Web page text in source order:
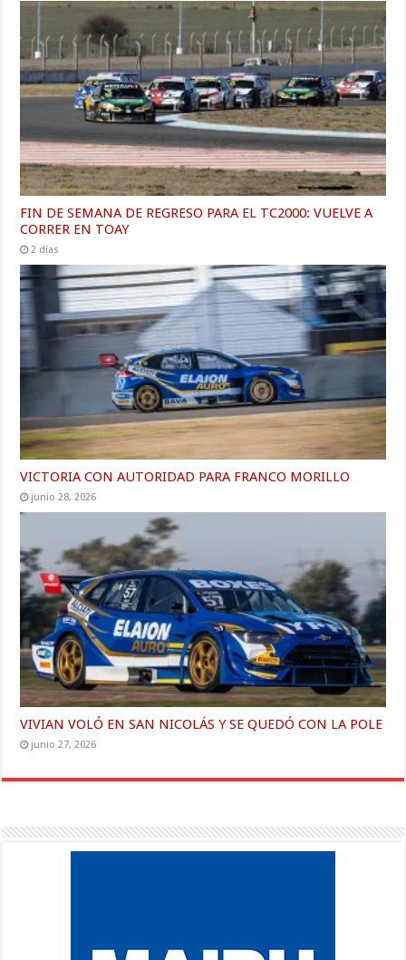
FIN DE SEMANA DE REGRESO PARA EL TC2000: VUELVE A
CORRER EN TOAY
2 días
VICTORIA CON AUTORIDAD PARA FRANCO MORILLO
junio 28, 2026
VIVIAN VOLÓ EN SAN NICOLÁS Y SE QUEDÓ CON LA POLE
junio 27, 2026